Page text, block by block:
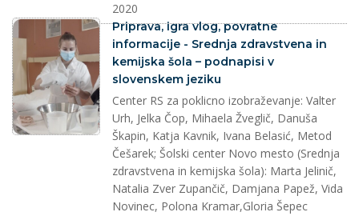
2020
splet
Priprava, igra vlog, povratne
informacije - Srednja zdravstvena in
kemijska šola – podnapisi v
slovenskem jeziku
Center RS za poklicno izobraževanje: Valter
Urh, Jelka Čop, Mihaela Žveglič, Danuša
Škapin, Katja Kavnik, Ivana Belasić, Metod
Češarek; Šolski center Novo mesto (Srednja
zdravstvena in kemijska šola): Marta Jelinič,
Natalia Zver Zupančič, Damjana Papež, Vida
Novinec, Polona Kramar,Gloria Šepec